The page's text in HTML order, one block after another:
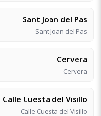
Sant Joan del Pas
Sant Joan del Pas
Cervera
Cervera
Calle Cuesta del Visillo
Calle Cuesta del Visillo